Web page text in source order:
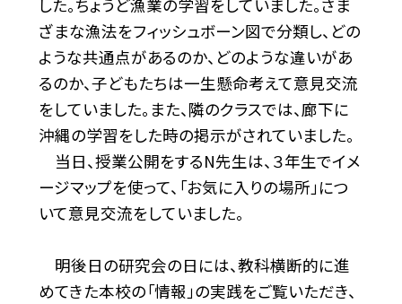
した。ちょうど漁業の学習をしていました。さま
ざまな漁法をフィッシュボーン図で分類し、どの
ような共通点があるのか、どのような違いがあ
るのか、子どもたちは一生懸命考えて意見交流
をしていました。また、隣のクラスでは、廊下に
沖縄の学習をした時の掲示がされていました。
当日、授業公開をするN先生は、３年生でイメ
ージマップを使って、「お気に入りの場所」につ
いて意見交流をしていました。
明後日の研究会の日には、教科横断的に進
めてきた本校の「情報」の実践をご覧いただき、